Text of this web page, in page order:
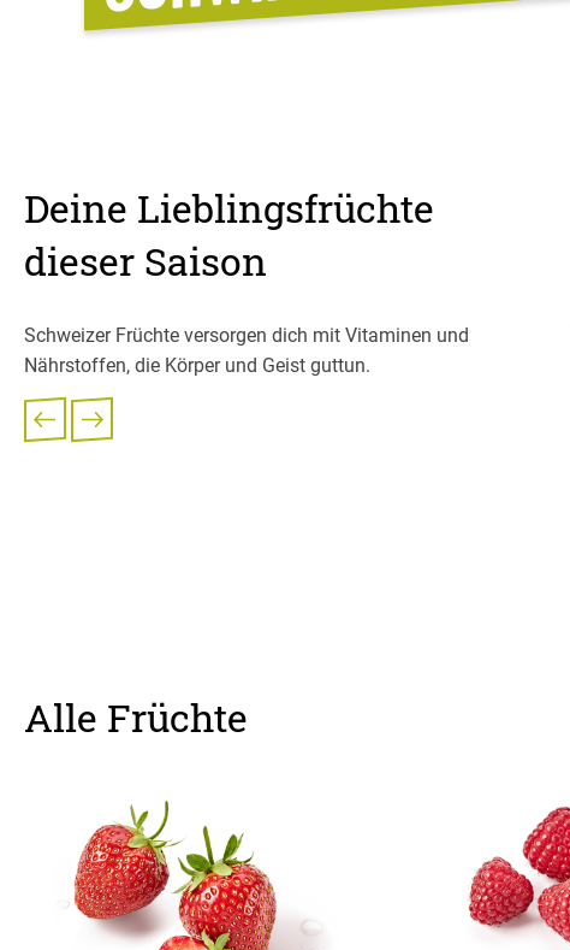
Deine Lieblingsfrüchte
dieser Saison
Schweizer Früchte versorgen dich mit Vitaminen und
Nährstoffen, die Körper und Geist guttun.
Alle Früchte